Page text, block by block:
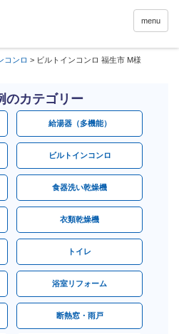
menu
コンロ > ビルトインコンロ 福生市 M様
のカテゴリー
給湯器（多機能）
ビルトインコンロ
食器洗い乾燥機
衣類乾燥機
トイレ
浴室リフォーム
断熱窓・雨戸